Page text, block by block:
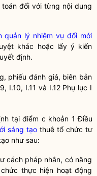
đối với từng nội dung
quản lý nhiệm vụ đổi mới
khác hoặc lấy ý kiến
định.
phiếu đánh giá, biên bản
I.10, I.11 và I.12 Phụ lục I
tại điểm c khoản 1 Điều
sáng tạo thuê tổ chức tư
như sau:
cách pháp nhân, có năng
thực hiện hoạt động